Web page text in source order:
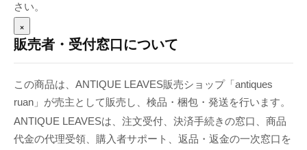
さい。
×
販売者・受付窓口について
この商品は、ANTIQUE LEAVES販売ショップ「antiques
ruan」が売主として販売し、検品・梱包・発送を行います。
ANTIQUE LEAVESは、注文受付、決済手続きの窓口、商品
代金の代理受領、購入者サポート、返品・返金の一次窓口を